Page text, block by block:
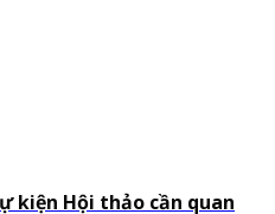
kiện Hội thảo cần quan